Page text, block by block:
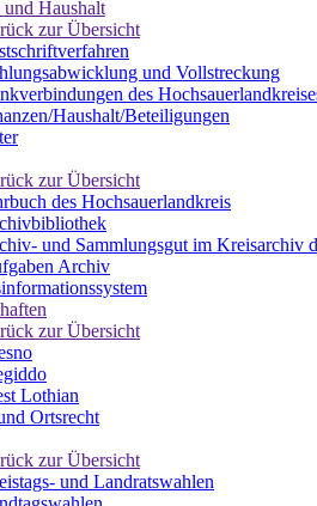
und Haushalt
zur Übersicht
und Vollstreckung
des
Haushalt/Beteiligungen
zur Übersicht
des Hochsauerlandkreis
und Sammlungsgut im Kreisarchiv
Archiv
zur Übersicht
Lothian
Ortsrecht
zur Übersicht
und Landratswahlen